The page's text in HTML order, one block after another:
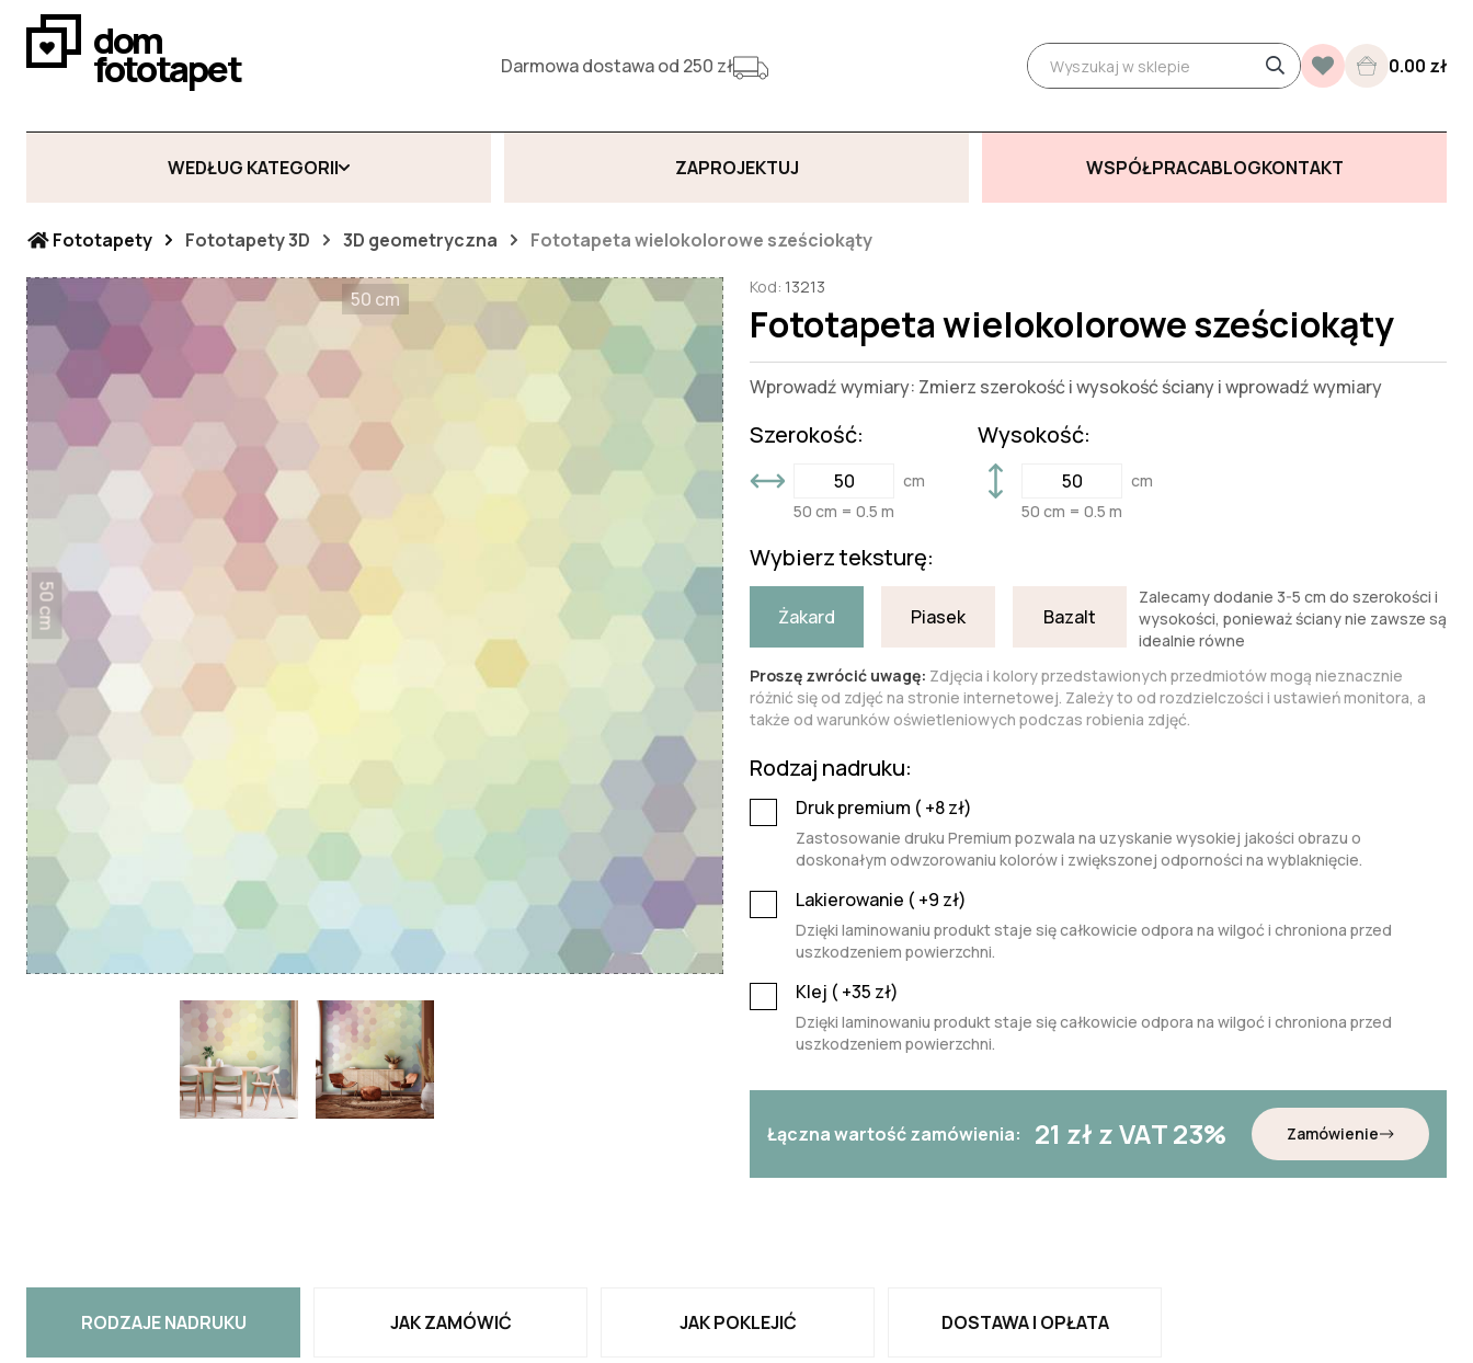
dom
fototapet Darmowa dostawa od 250 zł 0.00 zł
WEDŁUG KATEGORII ZAPROJEKTUJ WSPÓŁPRACABLOGKONTAKT
Fototapety Fototapety 3D 3D geometryczna Fototapeta wielokolorowe sześciokąty
50 cm
50 cm
Kod: 13213
Fototapeta wielokolorowe sześciokąty
Wprowadź wymiary: Zmierz szerokość i wysokość ściany i wprowadź wymiary
Szerokość:
cm
50 cm = 0.5 m
Wysokość:
cm
50 cm = 0.5 m
Wybierz teksturę:
Żakard Piasek Bazalt
Zalecamy dodanie 3-5 cm do szerokości i
wysokości, ponieważ ściany nie zawsze są
idealnie równe
Proszę zwrócić uwagę: Zdjęcia i kolory przedstawionych przedmiotów mogą nieznacznie
różnić się od zdjęć na stronie internetowej. Zależy to od rozdzielczości i ustawień monitora, a
także od warunków oświetleniowych podczas robienia zdjęć.
Rodzaj nadruku:
Druk premium ( +8zł)
Zastosowanie druku Premium pozwala na uzyskanie wysokiej jakości obrazu o
doskonałym odwzorowaniu kolorów i zwiększonej odporności na wyblaknięcie.
Lakierowanie ( +9 zł)
Dzięki laminowaniu produkt staje się całkowicie odpora na wilgoć i chroniona przed
uszkodzeniem powierzchni.
Klej ( +35 zł)
Dzięki laminowaniu produkt staje się całkowicie odpora na wilgoć i chroniona przed
uszkodzeniem powierzchni.
Łączna wartość zamówienia: 21 zł z VAT 23% Zamówienie
RODZAJE NADRUKU JAK ZAMÓWIĆ JAK POKLEJIĆ DOSTAWA I OPŁATA